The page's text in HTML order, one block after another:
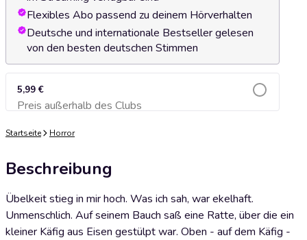
Flexibles Abo passend zu deinem Hörverhalten
Deutsche und internationale Bestseller gelesen
von den besten deutschen Stimmen
5,99 €
Preis außerhalb des ClubsZum Warenkorb hinzufügen
Startseite Horror
Beschreibung
Übelkeit stieg in mir hoch. Was ich sah, war ekelhaft.
Unmenschlich. Auf seinem Bauch saß eine Ratte, über die ein
kleiner Käfig aus Eisen gestülpt war. Oben - auf dem Käfig -